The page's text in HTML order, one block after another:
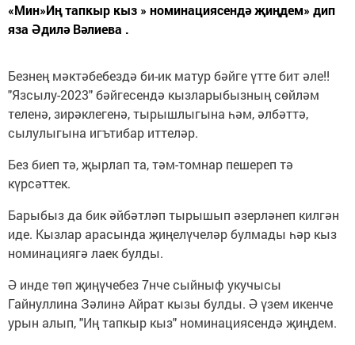
«Мин»Иң тапкыр кыз » номинациясендә җиңдем» дип
яза Әдилә Вәлиева .
Безнең мәктәбебездә би-ик матур бәйге үтте бит әле!!
"Язсылу-2023" бәйгесендә кызларыбызның сөйләм
теленә, зирәклегенә, тырышлыгына һәм, әлбәттә,
сылулыгына игътибар иттеләр.
Без биеп тә, җырлап та, тәм-томнар пешереп тә
күрсәттек.
Барыбыз да бик әйбәтләп тырышып әзерләнеп килгән
иде. Кызлар арасында җиңелүчеләр булмады һәр кыз
номинациягә лаек булды.
Ә инде төп җиңүчебез 7нче сыйныф укучысы
Гайнуллина Зәлинә Айрат кызы булды. Ә үзем икенче
урын алып, "Иң тапкыр кыз" номинациясендә җиңдем.